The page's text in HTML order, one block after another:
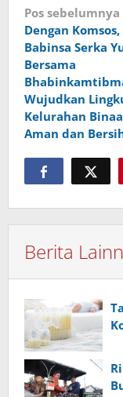
Navigasi
pos
Pos sebelumnya
Dengan Komsos,
Babinsa Serka
Bersama
Wujudkan
Kelurahan
Aman dan
Berita